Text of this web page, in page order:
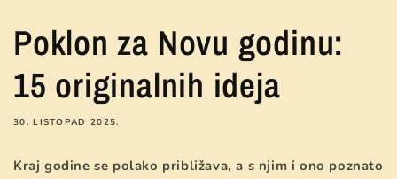
Poklon za Novu godinu:
15 originalnih ideja
30. LISTOPAD 2025.
Kraj godine se polako približava, a s njim i ono poznato